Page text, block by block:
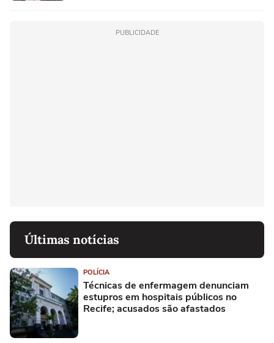
PUBLICIDADE
Últimas notícias
POLÍCIA
Técnicas de enfermagem denunciam
estupros em hospitais públicos no
Recife; acusados são afastados